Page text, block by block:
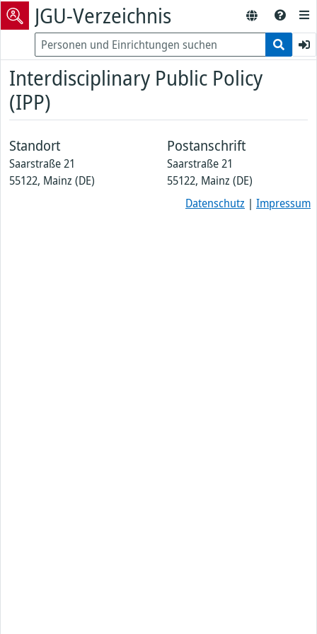
JGU-Verzeichnis
Interdisciplinary Public Policy
(IPP)
Standort
Saarstraße 21
55122, Mainz (DE)
Postanschrift
Saarstraße 21
55122, Mainz (DE)
Datenschutz | Impressum